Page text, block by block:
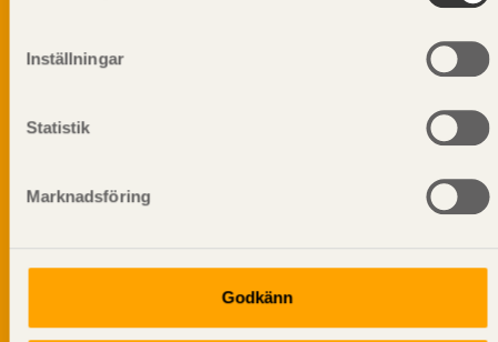
Inställningar
Statistik
Marknadsföring
Godkänn
informationsutskick!